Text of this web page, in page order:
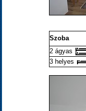
Szoba
2 ágyas
3 helyes